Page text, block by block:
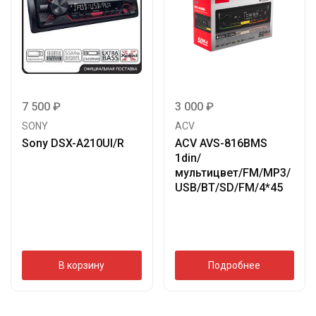
7 500 ₽
SONY
Sony DSX-A210UI/R
В корзину
3 000 ₽
ACV
ACV AVS-816BMS
1din/
мультицвет/FM/MP3/
USB/BT/SD/FM/4*45
Подробнее